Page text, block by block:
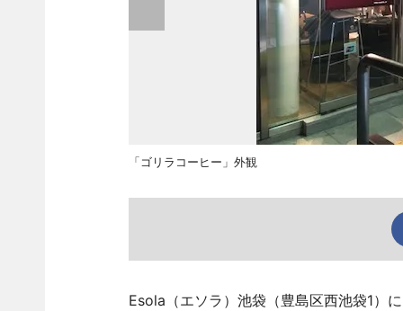
「ゴリラコーヒー」外観
Esola（エソラ）池袋（豊島区西池袋1）